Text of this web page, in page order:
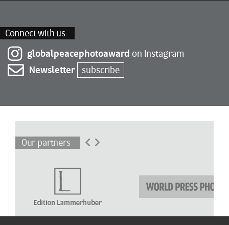
Connect with us
globalpeacephotoaward on Instagram
Newsletter
subscribe
Our partners